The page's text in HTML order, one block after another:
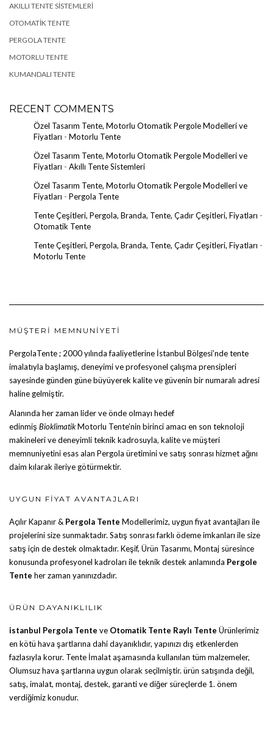
AKILLI TENTE SISTEMLERI
OTOMATIK TENTE
PERGOLA TENTE
MOTORLU TENTE
KUMANDALI TENTE
RECENT COMMENTS
Özel Tasarım Tente, Motorlu Otomatik Pergole Modelleri ve
Fiyatları - Motorlu Tente
Özel Tasarım Tente, Motorlu Otomatik Pergole Modelleri ve
Fiyatları - Akıllı Tente Sistemleri
Özel Tasarım Tente, Motorlu Otomatik Pergole Modelleri ve
Fiyatları - Pergola Tente
Tente Çeşitleri, Pergola, Branda, Tente, Çadır Çeşitleri, Fiyatları -
Otomatik Tente
Tente Çeşitleri, Pergola, Branda, Tente, Çadır Çeşitleri, Fiyatları -
Motorlu Tente
MÜŞTERI MEMNUNIYETI
PergolaTente; 2000 yılında faaliyetlerine İstanbul Bölgesi’nde tente
imalatıyla başlamış, deneyimi ve profesyonel çalışma prensipleri
sayesinde günden güne büyüyerek kalite ve güvenin bir numaralı adresi
haline gelmiştir.
Alanında her zaman lider ve önde olmayı hedef
edinmiş BioklimatikMotorlu Tente’nin birinci amacı en son teknoloji
makineleri ve deneyimli teknik kadrosuyla, kalite ve müşteri
memnuniyetini esas alan Pergola üretimini ve satış sonrası hizmet ağını
daim kılarak ileriye götürmektir.
UYGUN FIYAT AVANTAJLARI
Açılır Kapanır & Pergola Tente Modellerimiz, uygun fiyat avantajları ile
projelerini size sunmaktadır. Satış sonrası farklı ödeme imkanları ile size
satış için de destek olmaktadır. Keşif, Ürün Tasarımı, Montaj süresince
konusunda profesyonel kadroları ile teknik destek anlamında Pergole
Tente her zaman yanınızdadır.
ÜRÜN DAYANIKLILIK
istanbul Pergola Tente ve Otomatik Tente Raylı Tente Ürünlerimiz
en kötü hava şartlarına dahi dayanıklıdır, yapınızı dış etkenlerden
fazlasıyla korur. Tente İmalat aşamasında kullanılan tüm malzemeler,
Olumsuz hava şartlarına uygun olarak seçilmiştir. ürün satışında değil,
satış, imalat, montaj, destek, garanti ve diğer süreçlerde 1. önem
verdiğimiz konudur.